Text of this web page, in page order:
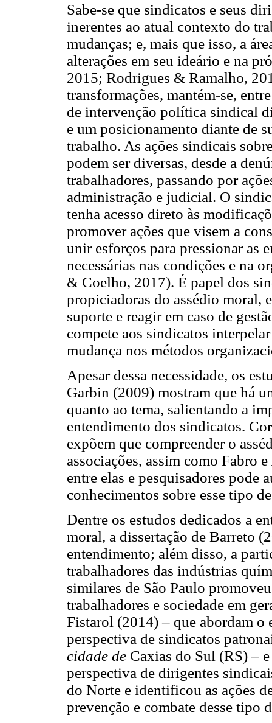
Sabe-se que sindicatos e seus
inerentes ao atual contexto do
mudanças; e, mais que isso, a
alterações em seu ideário e na
2015; Rodrigues & Ramalho,
transformações, mantém-se,
de intervenção política sindical
e um posicionamento diante de
trabalho. As ações sindicais
podem ser diversas, desde a
trabalhadores, passando por
administração e judicial. O
tenha acesso direto às
promover ações que visem a
unir esforços para pressionar as
necessárias nas condições e na
& Coelho, 2017). É papel dos
propiciadoras do assédio moral,
suporte e reagir em caso de
compete aos sindicatos
mudança nos métodos
Apesar dessa necessidade, os
Garbin (2009) mostram que há
quanto ao tema, salientando a
entendimento dos sindicatos.
expõem que compreender o
associações, assim como Fabro e
entre elas e pesquisadores pode
conhecimentos sobre esse tipo
Dentre os estudos dedicados a
moral, a dissertação de Barreto
entendimento; além disso, a
trabalhadores das indústrias
similares de São Paulo
trabalhadores e sociedade em
Fistarol (2014) – que abordam o
perspectiva de sindicatos
cidade de Caxias do Sul (RS) –
perspectiva de dirigentes
do Norte e identificou as ações
prevenção e combate desse tipo